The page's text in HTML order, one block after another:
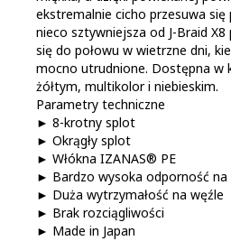
ekstremalnie cicho przesuwa się
nieco sztywniejsza od J-Braid
się do połowu w wietrzne dni,
mocno utrudnione. Dostępna w
żółtym, multikolor i niebieskim.
Parametry techniczne
► 8-krotny splot
► Okrągły splot
► Włókna IZANAS® PE
► Bardzo wysoka odporność na
► Duża wytrzymałość na węźle
► Brak rozciągliwości
► Made in Japan